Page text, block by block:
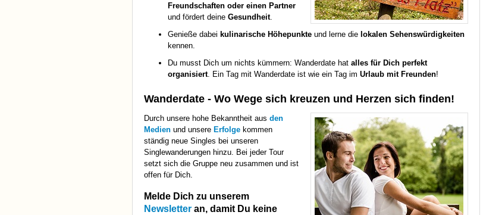
Freundschaften oder einen Partner
und fördert deine Gesundheit.
Genieße dabei kulinarische Höhepunkte und lerne die lokalen Sehenswürdigkeiten
kennen.
Du musst Dich um nichts kümmern: Wanderdate hat alles für Dich perfekt
organisiert. Ein Tag mit Wanderdate ist wie ein Tag im Urlaub mit Freunden!
Wanderdate - Wo Wege sich kreuzen und Herzen sich finden!
Durch unsere hohe Bekanntheit aus den
Medien und unsere Erfolge kommen
ständig neue Singles bei unseren
Singlewanderungen hinzu. Bei jeder Tour
setzt sich die Gruppe neu zusammen und ist
offen für Dich.
Melde Dich zu unserem
Newsletter an, damit Du keine